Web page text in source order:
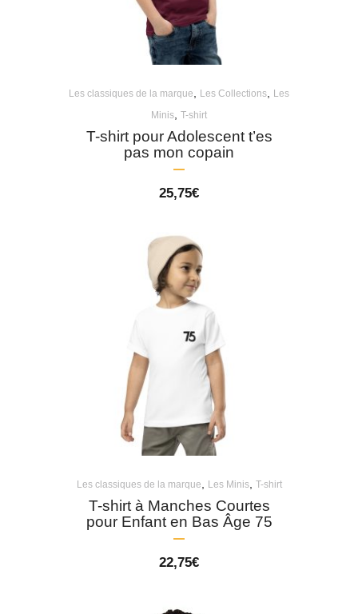
Les classiques de la marque Les Collections
Les
Minis T-shirt
T-shirt pour Adolescent t’es
pas mon copain
25,75€
Les classiques de la marque Les Minis, T-shirt
T-shirt à Manches Courtes
pour Enfant en Bas Âge 75
22,75€